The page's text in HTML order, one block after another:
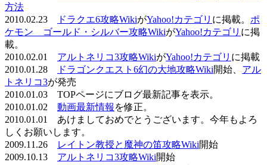
方法
2010.02.23
ドラクエ6攻略WikiがYahoo!カテゴリ に掲載。 ポ
ケモン ゴールド・シルバー攻略WikiがYahoo!カテゴリ に掲
載。
2010.02.01 アルトネリコ3攻略WikiがYahoo!カテゴリ に掲載
2010.01.28
ドラゴンクエスト6幻の大地攻略Wiki開始、 アル
トネリコ3が発売
2010.01.03 TOPページにブログ最新記事を表示。
2010.01.02 動画最新情報 を修正。
2010.01.01 あけましておめでとうございます。今年もよろ
しくお願いします。
2009.11.26
レイトン教授と魔神の笛攻略Wiki開始
2009.10.13 アルトネリコ3攻略Wiki開始